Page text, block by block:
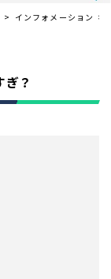
> インフォメーション >
？